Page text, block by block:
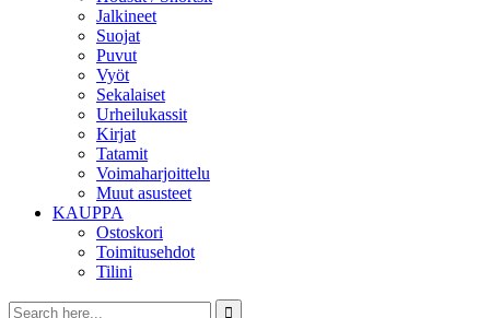
Jalkineet
Suojat
Puvut
Vyöt
Sekalaiset
Urheilukassit
Kirjat
Tatamit
Voimaharjoittelu
Muut asusteet
KAUPPA
Ostoskori
Toimitusehdot
Tilini